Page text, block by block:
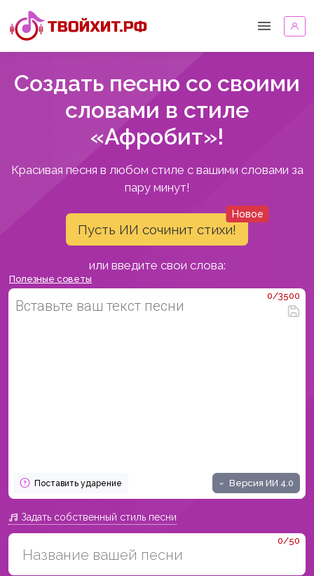
Создать песню со своими
словами в стиле
«Афробит»!
Красивая песня в любом стиле с вашими словами за
пару минут!
Пусть ИИ сочинит стихи!
Новое
или введите свои слова:
Полезные советы
0/3500
Поставить ударение Версия ИИ 4.0
Задать собственный стиль песни
0/50